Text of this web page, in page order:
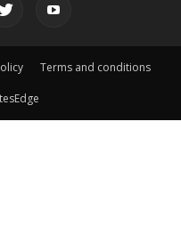
Terms and conditions